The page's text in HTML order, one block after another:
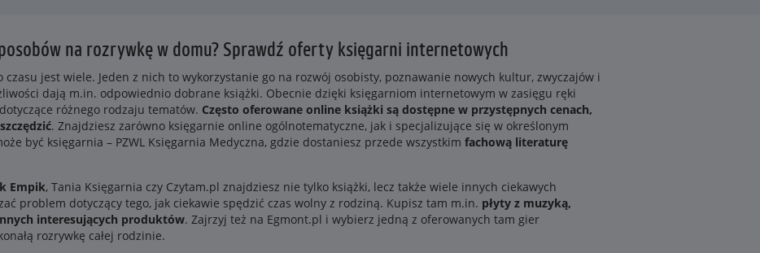
na rozrywkę w domu? Sprawdź oferty księgarni internetowych
czasu jest wiele. Jeden z nich to wykorzystanie go na rozwój osobisty, poznawanie nowych kultur, zwyczajów i
dają m.in. odpowiednio dobrane książki. Obecnie dzięki księgarniom internetowym w zasięgu ręki
różnego rodzaju tematów. Często oferowane online książki są dostępne w przystępnych cenach,
. Znajdziesz zarówno księgarnie online ogólnotematyczne, jak i specjalizujące się w określonym
być księgarnia – PZWL Księgarnia Medyczna, gdzie dostaniesz przede wszystkim fachową literaturę
Empik, Tania Księgarnia czy Czytam.pl znajdziesz nie tylko książki, lecz także wiele innych ciekawych
problem dotyczący tego, jak ciekawie spędzić czas wolny z rodziną. Kupisz tam m.in. płyty z muzyką,
interesujących produktów. Zajrzyj też na Egmont.pl i wybierz jedną z oferowanych tam gier
rozrywkę całej rodzinie.